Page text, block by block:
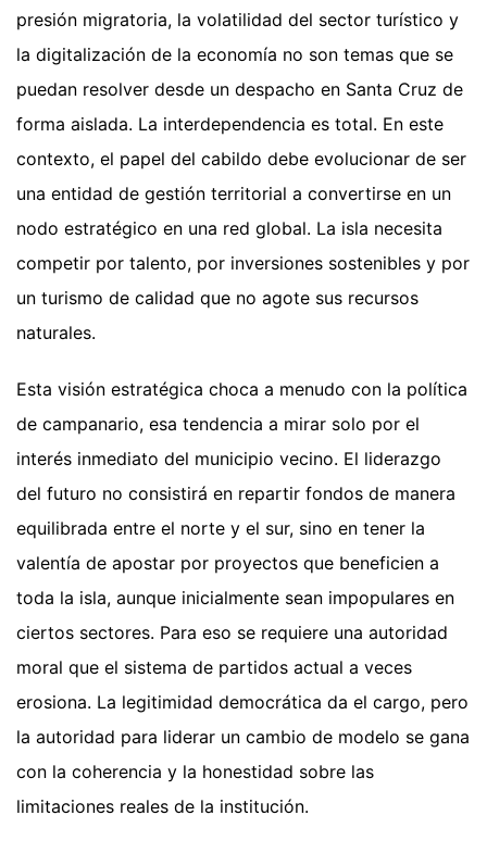
presión migratoria, la volatilidad del sector turístico y
la digitalización de la economía no son temas que se
puedan resolver desde un despacho en Santa Cruz de
forma aislada. La interdependencia es total. En este
contexto, el papel del cabildo debe evolucionar de ser
una entidad de gestión territorial a convertirse en un
nodo estratégico en una red global. La isla necesita
competir por talento, por inversiones sostenibles y por
un turismo de calidad que no agote sus recursos
naturales.
Esta visión estratégica choca a menudo con la política
de campanario, esa tendencia a mirar solo por el
interés inmediato del municipio vecino. El liderazgo
del futuro no consistirá en repartir fondos de manera
equilibrada entre el norte y el sur, sino en tener la
valentía de apostar por proyectos que beneficien a
toda la isla, aunque inicialmente sean impopulares en
ciertos sectores. Para eso se requiere una autoridad
moral que el sistema de partidos actual a veces
erosiona. La legitimidad democrática da el cargo, pero
la autoridad para liderar un cambio de modelo se gana
con la coherencia y la honestidad sobre las
limitaciones reales de la institución.